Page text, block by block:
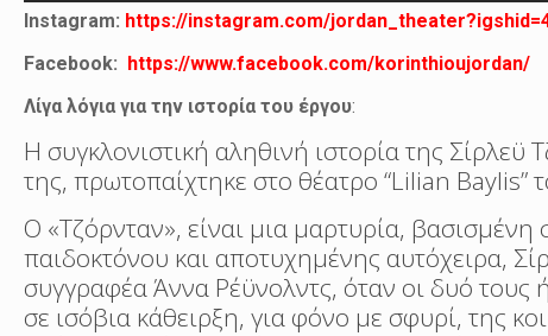
Instagram: https://instagram.com/
Facebook:
https://www.facebook.com/korinthioujordan/
Λίγα λόγια για την ιστορία του έργου:
Η συγκλονιστική αληθινή ιστορία της Σίρλεϋ
της, πρωτοπαίχτηκε στο θέατρο “Lilian Baylis”
Ο «Τζόρνταν», είναι μια μαρτυρία,
παιδοκτόνου και αποτυχημένης αυτόχειρα,
συγγραφέα Άννα Ρέϋνολντς, όταν οι δυό τους
σε ισόβια κάθειρξη, για φόνο με σφυρί, της